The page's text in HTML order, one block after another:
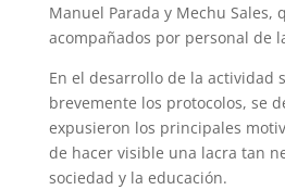
Manuel Parada y Mechu Sales,
acompañados por personal de
En el desarrollo de la actividad
brevemente los protocolos, se
expusieron los principales
de hacer visible una lacra tan
sociedad y la educación.